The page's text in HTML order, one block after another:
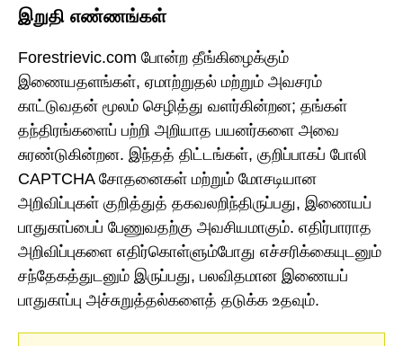
இறுதி எண்ணங்கள்
Forestrievic.com போன்ற தீங்கிழைக்கும்
இணையதளங்கள், ஏமாற்றுதல் மற்றும் அவசரம்
காட்டுவதன் மூலம் செழித்து வளர்கின்றன; தங்கள்
தந்திரங்களைப் பற்றி அறியாத பயனர்களை அவை
சுரண்டுகின்றன. இந்தத் திட்டங்கள், குறிப்பாகப் போலி
CAPTCHA சோதனைகள் மற்றும் மோசடியான
அறிவிப்புகள் குறித்துத் தகவலறிந்திருப்பது, இணையப்
பாதுகாப்பைப் பேணுவதற்கு அவசியமாகும். எதிர்பாராத
அறிவிப்புகளை எதிர்கொள்ளும்போது எச்சரிக்கையுடனும்
சந்தேகத்துடனும் இருப்பது, பலவிதமான இணையப்
பாதுகாப்பு அச்சுறுத்தல்களைத் தடுக்க உதவும்.